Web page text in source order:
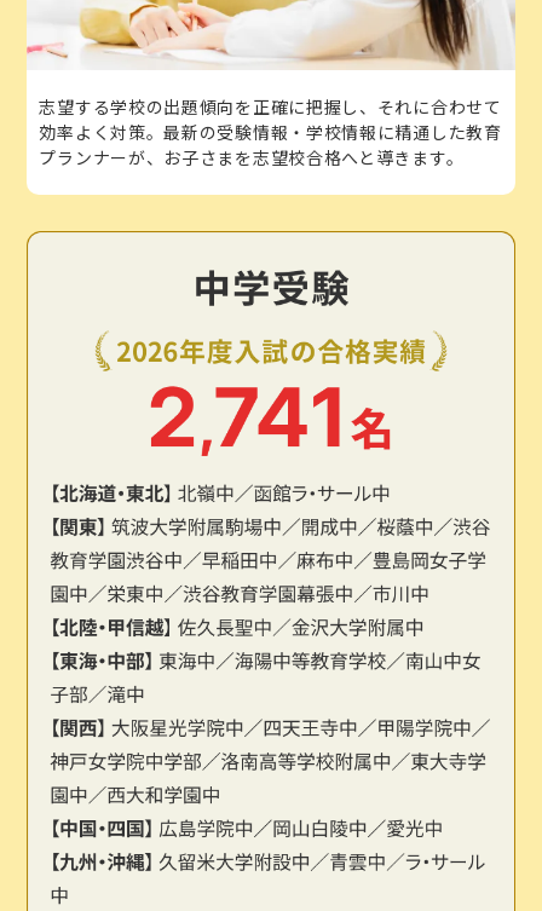
志望する学校の出題傾向を正確に把握し、それに合わせて
効率よく対策。最新の受験情報・学校情報に精通した教育
プランナーが、お子さまを志望校合格へと導きます。